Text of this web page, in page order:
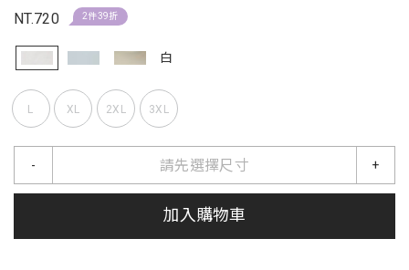
NT.720 2件39折
白
L XL 2XL 3XL
請先選擇尺寸
- +
加入購物車